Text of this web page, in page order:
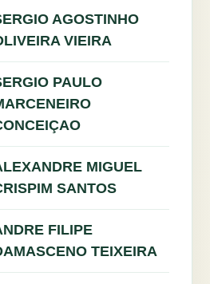
AGOSTINHO
VIEIRA
PAULO
MIGUEL
SANTOS
FILIPE
TEIXEIRA